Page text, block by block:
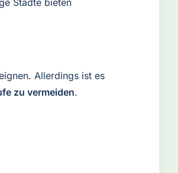
Städte bieten
Allerdings ist es
zu vermeiden.